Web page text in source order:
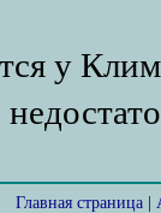
у
Главная страница|